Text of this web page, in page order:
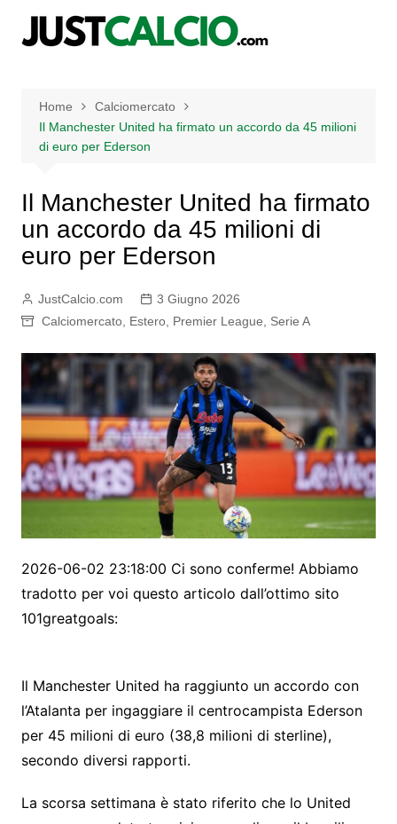
Home
Calciomercato
Il Manchester United ha firmato un accordo da 45 milioni
di euro per Ederson
Il Manchester United ha firmato
un accordo da 45 milioni di
euro per Ederson
JustCalcio.com
3 Giugno 2026
Calciomercato, Estero, Premier League Serie A
2026-06-02 23:18:00 Ci sono conferme! Abbiamo
tradotto per voi questo articolo dall’ottimo sito
101greatgoals:
Il Manchester United ha raggiunto un accordo con
l’Atalanta per ingaggiare il centrocampista Ederson
per 45 milioni di euro (38,8 milioni di sterline),
secondo diversi rapporti.
La scorsa settimana è stato riferito che lo United